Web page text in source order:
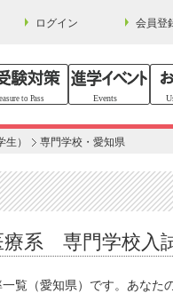
ログイン 会員登
） 専門学校・愛知県
療系 専門学校入
覧（愛知県）です。あなた